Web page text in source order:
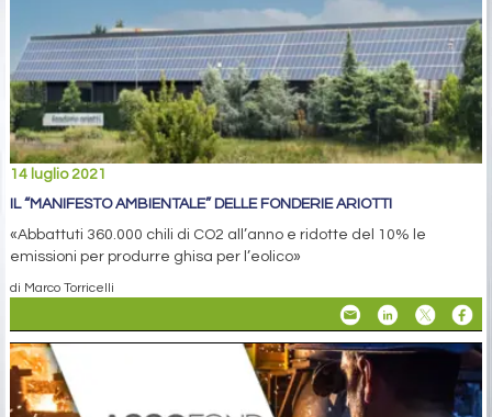
14 luglio 2021
IL “MANIFESTO AMBIENTALE” DELLE FONDERIE ARIOTTI
«Abbattuti 360.000 chili di CO2 all’anno e ridotte del 10% le
emissioni per produrre ghisa per l’eolico»
di Marco Torricelli